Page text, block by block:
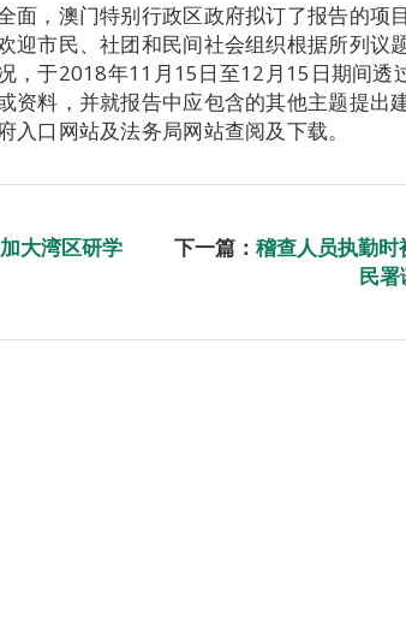
面，澳门特别行政区政府拟订了报告的项
迎市民、社团和民间社会组织根据所列议
，于2018年11月15日至12月15日期间透
资料，并就报告中应包含的其他主题提出
口网站及法务局网站查阅及下载。
大湾区研学
下一篇： 稽查人员执勤
民署